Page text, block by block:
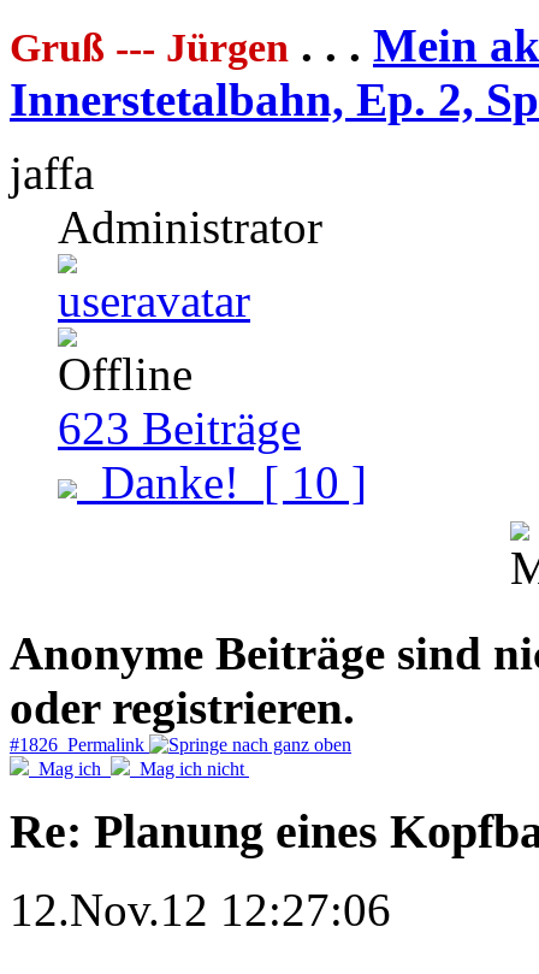
Gruß --- Jürgen . . . Mein
Innerstetalbahn, Ep. 2,
jaffa
Administrator
623 Beiträge
Danke! [ 10 ]
Anonyme Beiträge sind
oder registrieren.
#1826 Permalink
Mag ich
Mag ich nicht
Re: Planung eines
12.Nov.12 12:27:06